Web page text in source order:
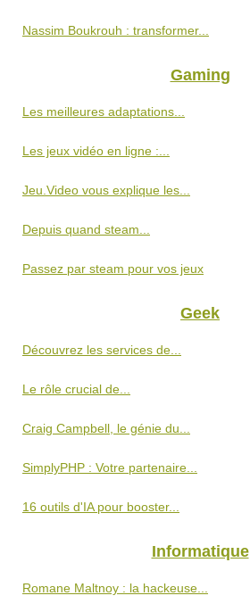
Nassim Boukrouh : transformer...
Gaming
Les meilleures adaptations...
Les jeux vidéo en ligne :...
Jeu.Video vous explique les...
Depuis quand steam...
Passez par steam pour vos jeux
Geek
Découvrez les services de...
Le rôle crucial de...
Craig Campbell, le génie du...
SimplyPHP : Votre partenaire...
16 outils d'IA pour booster...
Informatique
Romane Maltnoy : la hackeuse...